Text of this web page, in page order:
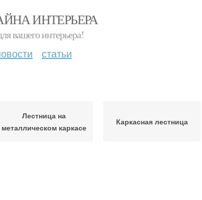
ИНТЕРЬЕРА
вашего интерьера!
статьи
Лестница на
металлическом каркасе
Каркасная лестница